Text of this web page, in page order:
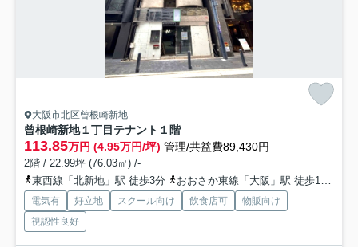
大阪市北区曾根崎新地
曾根崎新地１丁目テナント １階
113.85万円 (4.95万円/坪) 管理/共益費89,430円
2階 / 22.99坪 (76.03㎡) /-
東西線「北新地」駅 徒歩3分
おおさか東線「大阪」駅 徒歩10分
電気有 好立地 スクール向け 飲食店可
物販向け
視認性良好